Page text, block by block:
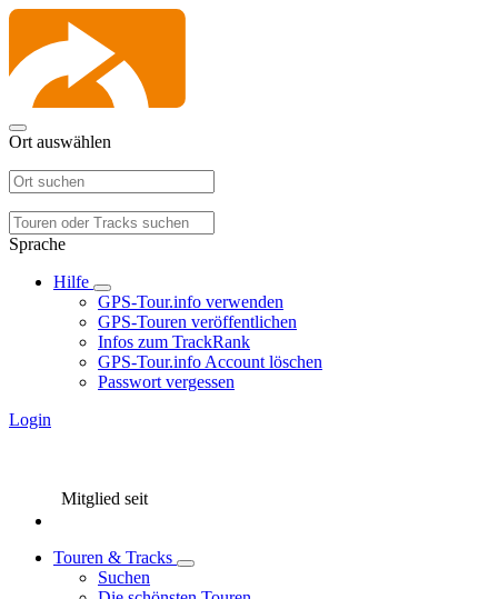
Ort auswählen
Sprache
Hilfe
GPS-Tour.info verwenden
GPS-Touren veröffentlichen
Infos zum TrackRank
GPS-Tour.info Account löschen
Passwort vergessen
Login
Mitglied seit
Touren & Tracks
Suchen